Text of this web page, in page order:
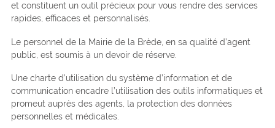
et constituent un outil précieux pour vous rendre des services
rapides, efficaces et personnalisés.
Le personnel de la Mairie de la Brède, en sa qualité d’agent
public, est soumis à un devoir de réserve.
Une charte d’utilisation du système d’information et de
communication encadre l’utilisation des outils informatiques et
promeut auprès des agents, la protection des données
personnelles et médicales.